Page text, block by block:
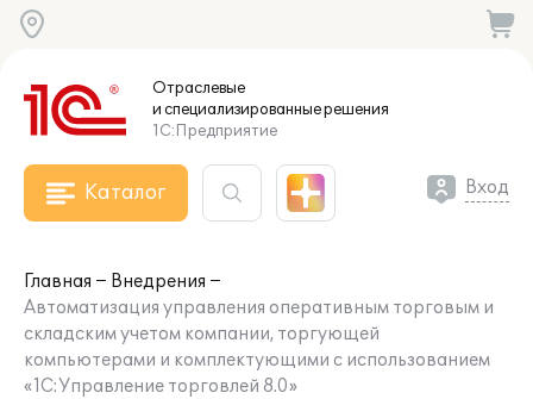
Отраслевые
и специализированныерешения
1С:Предприятие
Каталог Вход
Главная
Внедрения
Автоматизация управления оперативным торговым и
складским учетом компании, торгующей
компьютерами и комплектующими с использованием
«1С:Управление торговлей 8.0»